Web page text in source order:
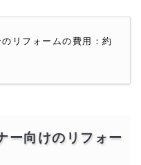
リフォームの費用：約
ー向けのリフォー